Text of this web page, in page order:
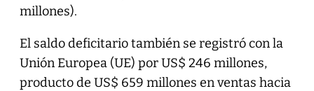
millones).
El saldo deficitario también se registró con la
Unión Europea (UE) por US$ 246 millones,
producto de US$ 659 millones en ventas hacia